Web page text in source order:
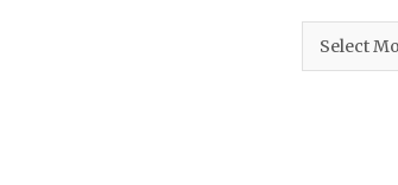
ማኅደር